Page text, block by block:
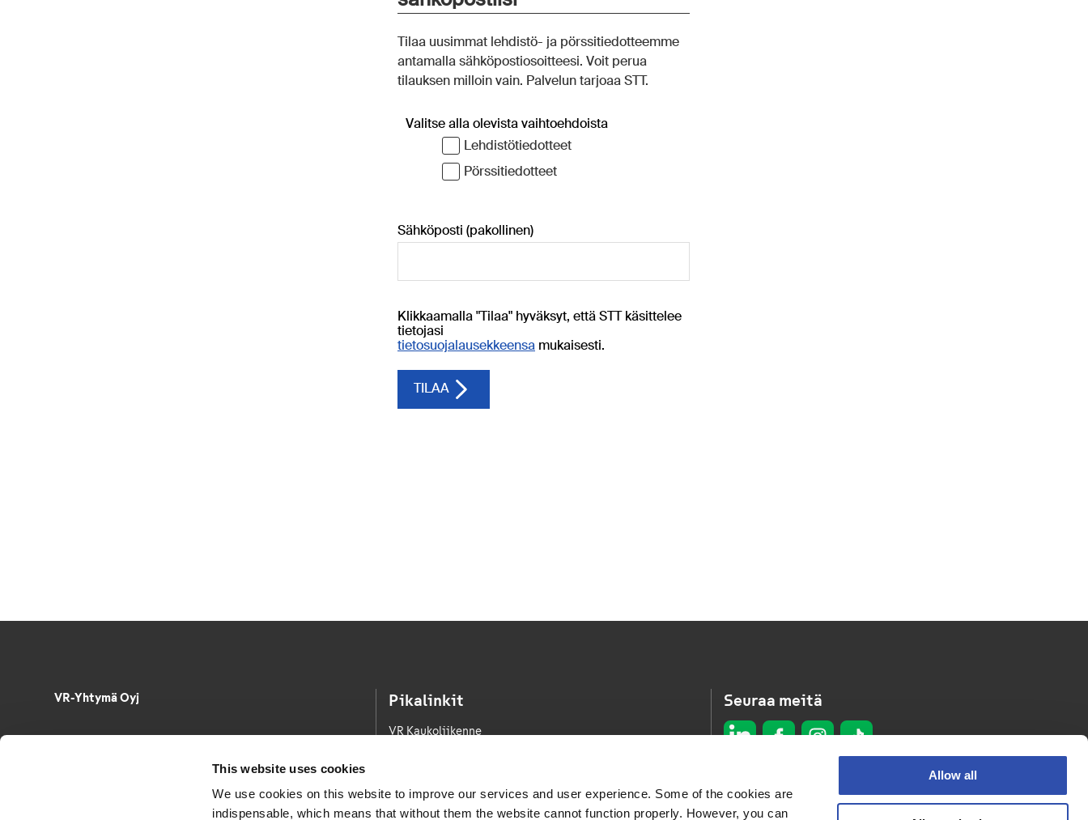
This website uses cookies
We use cookies on this website to improve our services and user experience. Some of the cookies are
indispensable, which means that without them the website cannot function properly. However, you can
Allow all
VR-Yhtymä Oyj Pikalinkit
VR Kaukoliikenne
VR FleetCare
Seuraa meitä